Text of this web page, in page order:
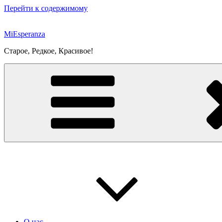
Перейти к содержимому
MiEsperanza
Старое, Редкое, Красивое!